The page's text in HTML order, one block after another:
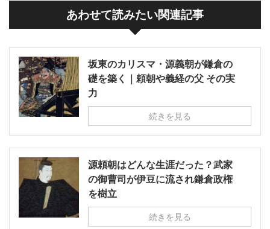
あわせて読みたい関連記事
坂東のカリスマ・源義朝が鎌倉の
礎を築く｜頼朝や義経の父 その実
力
続きを見る
源頼朝はどんな生涯だった？武家
の御曹司が伊豆に流され鎌倉政権
を樹立
続きを見る